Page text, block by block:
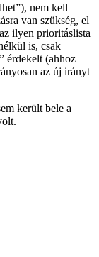
nem kell
van szükség, el
ilyen prioritáslista
is, csak
érdekelt (ahhoz
az új irányt
került bele a